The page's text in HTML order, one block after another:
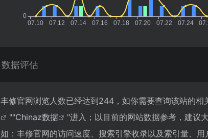
数据评估
丰修官网浏览人数已经达到244，如你需要查询该站的相
""Chinaz数据
"进入；以目前的网站数据参考，建议
如：丰修官网的访问速度、搜索引擎收录以及索引量、